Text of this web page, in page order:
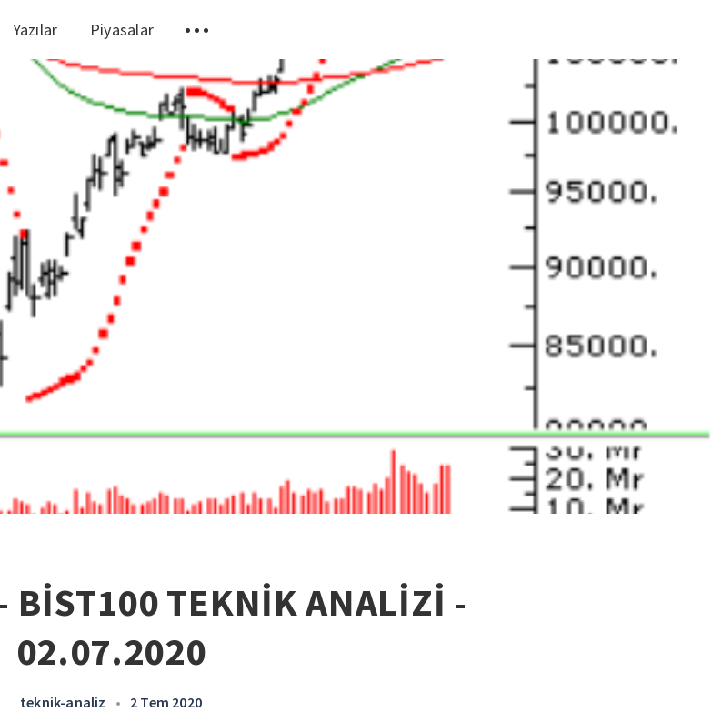
Yazılar Piyasalar
BİST100 TEKNİK ANALİZİ -
02.07.2020
teknik-analiz • 2 Tem 2020